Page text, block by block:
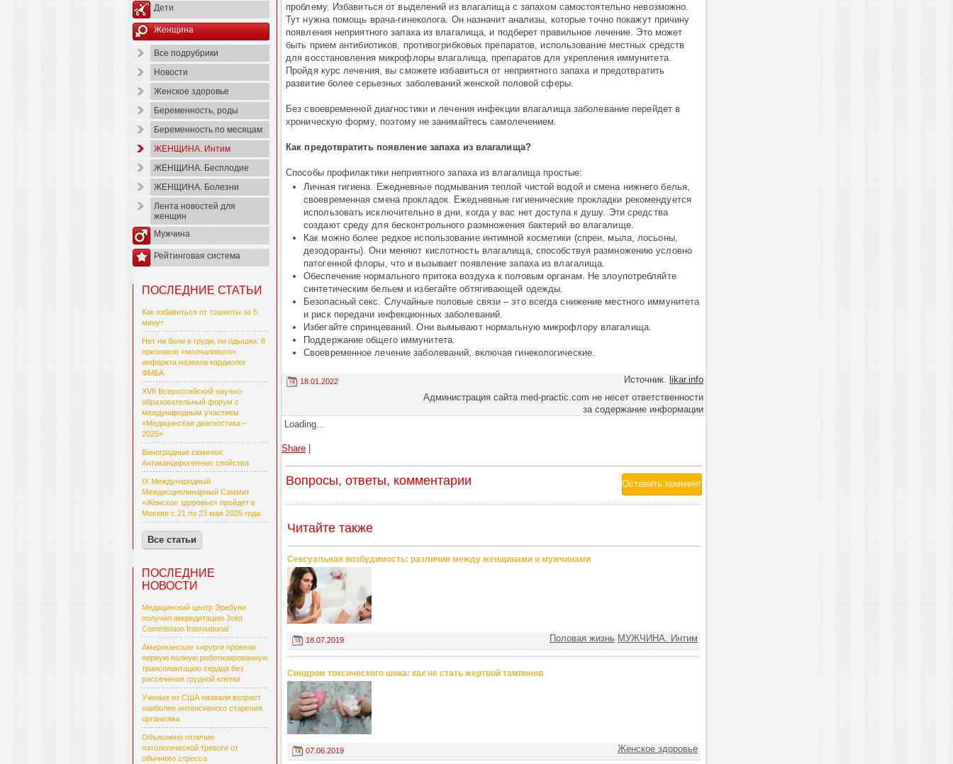
Дети
Женщина
Все подрубрики
Новости
Женское здоровье
Беременность, роды
Беременность по месяцам
ЖЕНЩИНА. Интим
ЖЕНЩИНА. Бесплодие
ЖЕНЩИНА. Болезни
Лента новостей для
женщин
Мужчина
Рейтинговая система
ПОСЛЕДНИЕ СТАТЬИ
Как избавиться от тошноты за 5
минут
Нет ни боли в груди, ни одышки: 8
признаков «молчаливого»
инфаркта назвала кардиолог
ФМБА
XVII Всероссийский научно-
образовательный форум с
международным участием
«Медицинская диагностика –
2025»
Виноградные семечки:
Антиканцерогенные свойства
IX Международный
Междисциплинарный Саммит
«Женское здоровье» пройдет в
Москве с 21 по 23 мая 2025 года
Все статьи
ПОСЛЕДНИЕ
НОВОСТИ
Медицинский центр Эребуни
получил аккредитацию Joint
Commission International
Американские хирурги провели
первую полную роботизированную
трансплантацию сердца без
рассечения грудной клетки
Ученые из США назвали возраст
наиболее интенсивного старения
организма
Объяснено отличие
патологической тревоги от
обычного стресса
проблему. Избавиться от выделений из влагалища с запахом самостоятельно невозможно.
Тут нужна помощь врача-гинеколога. Он назначит анализы, которые точно покажут причину
появления неприятного запаха из влагалища, и подберет правильное лечение. Это может
быть прием антибиотиков, противогрибковых препаратов, использование местных средств
для восстановления микрофлоры влагалища, препаратов для укрепления иммунитета.
Пройдя курс лечения, вы сможете избавиться от неприятного запаха и предотвратить
развитие более серьезных заболеваний женской половой сферы.
Без своевременной диагностики и лечения инфекции влагалища заболевание перейдет в
хроническую форму, поэтому не занимайтесь самолечением.
Как предотвратить появление запаха из влагалища?
Способы профилактики неприятного запаха из влагалища простые:
Личная гигиена. Ежедневные подмывания теплой чистой водой и смена нижнего белья,
своевременная смена прокладок. Ежедневные гигиенические прокладки рекомендуется
использовать исключительно в дни, когда у вас нет доступа к душу. Эти средства
создают среду для бесконтрольного размножения бактерий во влагалище.
Как можно более редкое использование интимной косметики (спреи, мыла, лосьоны,
дезодоранты). Они меняют кислотность влагалища, способствуя размножению условно
патогенной флоры, что и вызывает появление запаха из влагалища.
Обеспечение нормального притока воздуха к половым органам. Не злоупотребляйте
синтетическим бельем и избегайте обтягивающей одежды.
Безопасный секс. Случайные половые связи – это всегда снижение местного иммунитета
и риск передачи инфекционных заболеваний.
Избегайте спринцеваний. Они вымывают нормальную микрофлору влагалища.
Поддержание общего иммунитета.
Своевременное лечение заболеваний, включая гинекологические.
18.01.2022 Источник. likar.info
Администрация сайта med-practic.com не несет ответственности
за содержание информации
Loading...
Share
Вопросы, ответы, комментарии
Читайте также
Сексуальная возбудимость: различия между женщинами и мужчинами
18.07.2019 Половая жизнь МУЖЧИНА. Интим
Синдром токсического шока: как не стать жертвой тампонов
07.06.2019 Женское здоровье